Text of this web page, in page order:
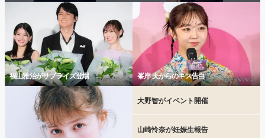
福山雅治がサプライズ登場 峯岸 夫からのキス告白
大野智がイベント開催
山崎怜奈が妊娠生報告